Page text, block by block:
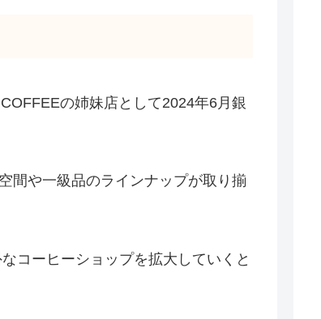
の姉妹店として2024年6月銀
間や一級品のラインナップが取り揃
コーヒーショップを拡大していくと